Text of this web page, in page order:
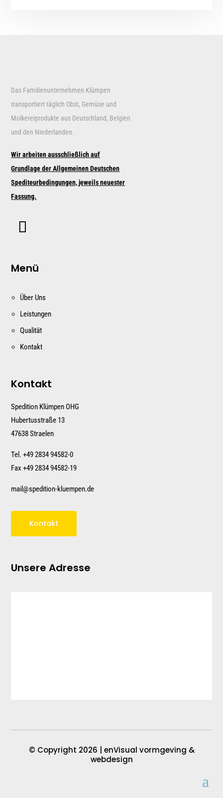
Das Familienunternehmen Klümpen
transportiert täglich Obst, Gemüse und
Molkereiprodukte aus Deutschland, Belgien
und den Niederlanden.
Wir arbeiten ausschließlich auf
Grundlage der Allgemeinen Deutschen
Spediteurbedingungen, jeweils neuester
Fassung.
Menü
Über Uns
Leistungen
Qualität
Kontakt
Kontakt
Spedition Klümpen OHG
Hubertusstraße 13
47638 Straelen
Tel. +49 2834 94582-0
Fax +49 2834 94582-19
mail@spedition-kluempen.de
Kontakt
Unsere Adresse
© Copyright 2026 | enVisual vormgeving &
webdesign